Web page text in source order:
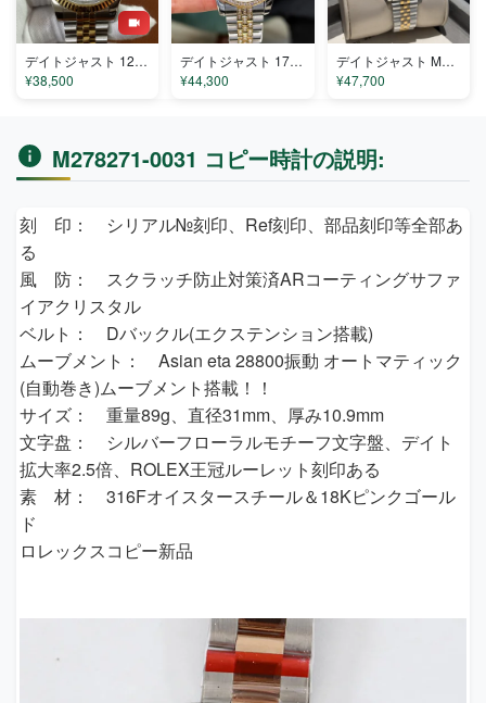
デイトジャスト 126333-001 コピー
¥38,500
デイトジャスト 179212 コピー
¥44,300
デイトジャスト M820112 コピー
¥47,700
M278271-0031 コピー時計の説明:
刻 印： シリアル№刻印、Ref刻印、部品刻印等全部あ
る
風 防： スクラッチ防止対策済ARコーティングサファ
イアクリスタル
ベルト： Dバックル(エクステンション搭載)
ムーブメント： Asian eta 28800振動 オートマティック
(自動巻き)ムーブメント搭載！！
サイズ： 重量89g、直径31mm、厚み10.9mm
文字盘： シルバーフローラルモチーフ文字盤、デイト
拡大率2.5倍、ROLEX王冠ルーレット刻印ある
素 材： 316Fオイスタースチール＆18Kピンクゴール
ド
ロレックスコピー新品